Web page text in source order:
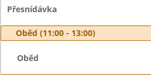
Přesnídávka
Oběd (11:00 - 13:00)
Oběd